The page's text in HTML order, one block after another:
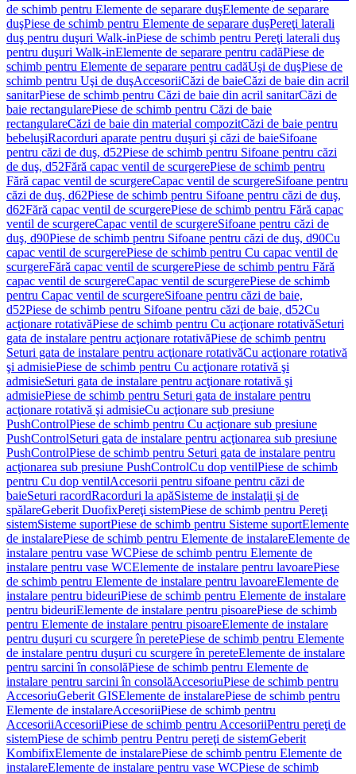
de schimb pentru Elemente de separare duşElemente de separare
duşPiese de schimb pentru Elemente de separare duşPereţi laterali
duş pentru duşuri Walk-inPiese de schimb pentru Pereţi laterali duş
pentru duşuri Walk-inElemente de separare pentru cadăPiese de
schimb pentru Elemente de separare pentru cadăUşi de duşPiese de
schimb pentru Uşi de duşAccesoriiCăzi de baieCăzi de baie din acril
sanitarPiese de schimb pentru Căzi de baie din acril sanitarCăzi de
baie rectangularePiese de schimb pentru Căzi de baie
rectangulareCăzi de baie din material compozitCăzi de baie pentru
bebeluşiRacorduri aparate pentru duşuri şi căzi de baieSifoane
pentru căzi de duş, d52Piese de schimb pentru Sifoane pentru căzi
de duş, d52Fără capac ventil de scurgerePiese de schimb pentru
Fără capac ventil de scurgereCapac ventil de scurgereSifoane pentru
căzi de duş, d62Piese de schimb pentru Sifoane pentru căzi de duş,
d62Fără capac ventil de scurgerePiese de schimb pentru Fără capac
ventil de scurgereCapac ventil de scurgereSifoane pentru căzi de
duş, d90Piese de schimb pentru Sifoane pentru căzi de duş, d90Cu
capac ventil de scurgerePiese de schimb pentru Cu capac ventil de
scurgereFără capac ventil de scurgerePiese de schimb pentru Fără
capac ventil de scurgereCapac ventil de scurgerePiese de schimb
pentru Capac ventil de scurgereSifoane pentru căzi de baie,
d52Piese de schimb pentru Sifoane pentru căzi de baie, d52Cu
acţionare rotativăPiese de schimb pentru Cu acţionare rotativăSeturi
gata de instalare pentru acţionare rotativăPiese de schimb pentru
Seturi gata de instalare pentru acţionare rotativăCu acţionare rotativă
şi admisiePiese de schimb pentru Cu acţionare rotativă şi
admisieSeturi gata de instalare pentru acţionare rotativă şi
admisiePiese de schimb pentru Seturi gata de instalare pentru
acţionare rotativă şi admisieCu acţionare sub presiune
PushControlPiese de schimb pentru Cu acţionare sub presiune
PushControlSeturi gata de instalare pentru acţionarea sub presiune
PushControlPiese de schimb pentru Seturi gata de instalare pentru
acţionarea sub presiune PushControlCu dop ventilPiese de schimb
pentru Cu dop ventilAccesorii pentru sifoane pentru căzi de
baieSeturi racordRacorduri la apăSisteme de instalaţii şi de
spălareGeberit DuofixPereţi sistemPiese de schimb pentru Pereţi
sistemSisteme suportPiese de schimb pentru Sisteme suportElemente
de instalarePiese de schimb pentru Elemente de instalareElemente de
instalare pentru vase WCPiese de schimb pentru Elemente de
instalare pentru vase WCElemente de instalare pentru lavoarePiese
de schimb pentru Elemente de instalare pentru lavoareElemente de
instalare pentru bideuriPiese de schimb pentru Elemente de instalare
pentru bideuriElemente de instalare pentru pisoarePiese de schimb
pentru Elemente de instalare pentru pisoareElemente de instalare
pentru duşuri cu scurgere în peretePiese de schimb pentru Elemente
de instalare pentru duşuri cu scurgere în pereteElemente de instalare
pentru sarcini în consolăPiese de schimb pentru Elemente de
instalare pentru sarcini în consolăAccesoriuPiese de schimb pentru
AccesoriuGeberit GISElemente de instalarePiese de schimb pentru
Elemente de instalareAccesoriiPiese de schimb pentru
AccesoriiAccesoriiPiese de schimb pentru AccesoriiPentru pereţi de
sistemPiese de schimb pentru Pentru pereţi de sistemGeberit
KombifixElemente de instalarePiese de schimb pentru Elemente de
instalareElemente de instalare pentru vase WCPiese de schimb